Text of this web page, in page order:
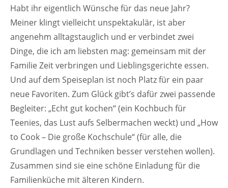
Habt ihr eigentlich Wünsche für das neue Jahr?
Meiner klingt vielleicht unspektakulär, ist aber
angenehm alltagstauglich und er verbindet zwei
Dinge, die ich am liebsten mag: gemeinsam mit der
Familie Zeit verbringen und Lieblingsgerichte essen.
Und auf dem Speiseplan ist noch Platz für ein paar
neue Favoriten. Zum Glück gibt’s dafür zwei passende
Begleiter: „Echt gut kochen“ (ein Kochbuch für
Teenies, das Lust aufs Selbermachen weckt) und „How
to Cook – Die große Kochschule“ (für alle, die
Grundlagen und Techniken besser verstehen wollen).
Zusammen sind sie eine schöne Einladung für die
Familienküche mit älteren Kindern.